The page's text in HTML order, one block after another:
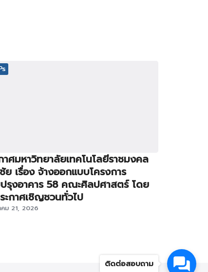
าศมหาวิทยาลัยเทคโนโลยีราชมงคล
ย เรื่อง จ้างออกแบบโครงการ
รุงอาคาร 58 คณะศิลปศาสตร์ โดย
ะกาศเชิญชวนทั่วไป
คม 21, 2026
ติดต่อสอบถาม